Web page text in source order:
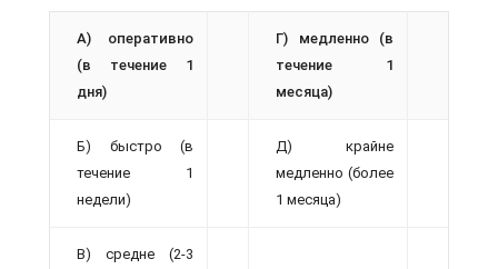
А) оперативно
(в течение 1
дня)
Г) медленно (в
течение 1
месяца)
Б) быстро (в
течение 1
недели)
Д) крайне
медленно (более
1 месяца)
В) средне (2-3